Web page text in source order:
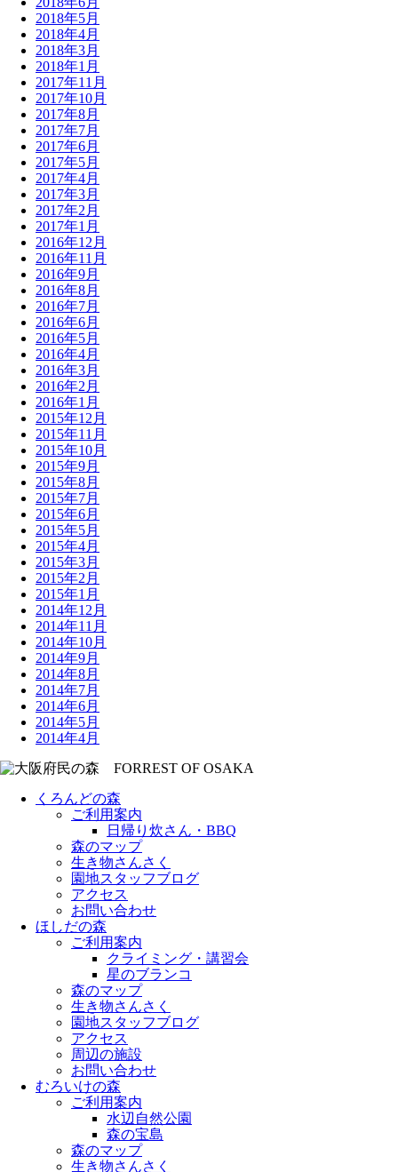
2018年5月
2018年4月
2018年3月
2018年1月
2017年11月
2017年10月
2017年8月
2017年7月
2017年6月
2017年5月
2017年4月
2017年3月
2017年2月
2017年1月
2016年12月
2016年11月
2016年9月
2016年8月
2016年7月
2016年6月
2016年5月
2016年4月
2016年3月
2016年2月
2016年1月
2015年12月
2015年11月
2015年10月
2015年9月
2015年8月
2015年7月
2015年6月
2015年5月
2015年4月
2015年3月
2015年2月
2015年1月
2014年12月
2014年11月
2014年10月
2014年9月
2014年8月
2014年7月
2014年6月
2014年5月
2014年4月
くろんどの森
ご利用案内
日帰り炊さん・BBQ
森のマップ
生き物さんさく
園地スタッフブログ
アクセス
お問い合わせ
ほしだの森
ご利用案内
クライミング・講習会
星のブランコ
森のマップ
生き物さんさく
園地スタッフブログ
アクセス
周辺の施設
お問い合わせ
むろいけの森
ご利用案内
水辺自然公園
森の宝島
森のマップ
生き物さんさく